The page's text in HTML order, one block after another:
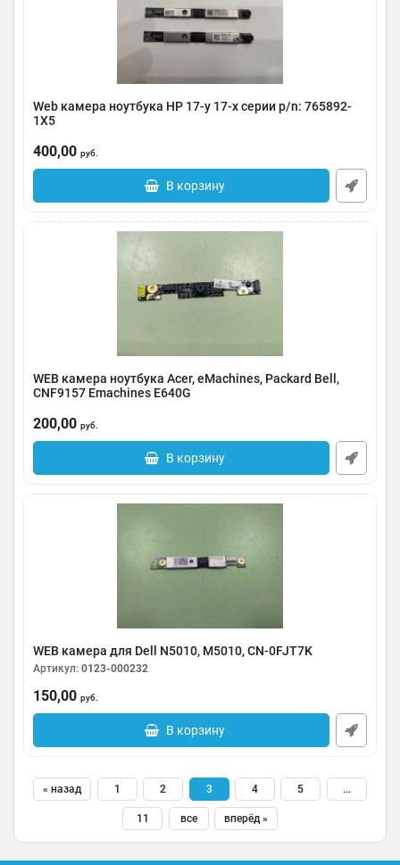
Web камера ноутбука HP 17-y 17-x серии p/n: 765892-
1X5
400,00 руб.
В корзину
WEB камера ноутбука Acer, eMachines, Packard Bell,
CNF9157 Emachines E640G
200,00 руб.
В корзину
WEB камера для Dell N5010, M5010, CN-0FJT7K
Артикул: 0123-000232
150,00 руб.
В корзину
« назад 1 2 3 4 5 ...
11 все вперёд »